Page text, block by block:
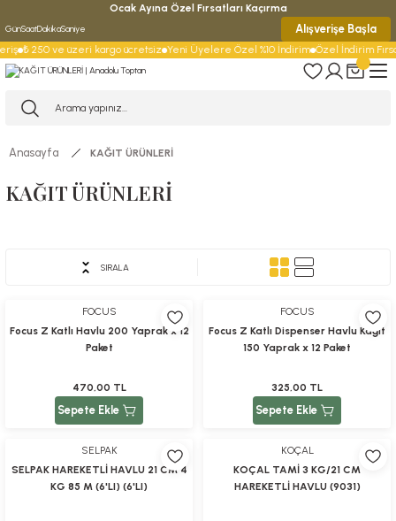
Ocak Ayına Özel Fırsatları Kaçırma
GünSaatDakikaSaniye Alışverişe Başla
₺ 250 ve üzeri kargo ücretsiz Yeni Üyelere Özel %10 İndirim Özel İndirim
Anasayfa KAĞIT ÜRÜNLERİ
KAĞIT ÜRÜNLERİ
KAĞITLARI
SIRALA
FOCUS
Focus Z Katlı Havlu 200 Yaprak x 12
Paket
470,00 TL
Sepete Ekle
FOCUS
Focus Z Katlı Dispenser Havlu Kağıt
150 Yaprak x 12 Paket
325,00 TL
Sepete Ekle
SELPAK
SELPAK HAREKETLİ HAVLU 21 CM 4
KG 85 M (6'LI) (6'LI)
KOÇAL
KOÇAL TAMİ 3 KG/21 CM
HAREKETLİ HAVLU (9031)